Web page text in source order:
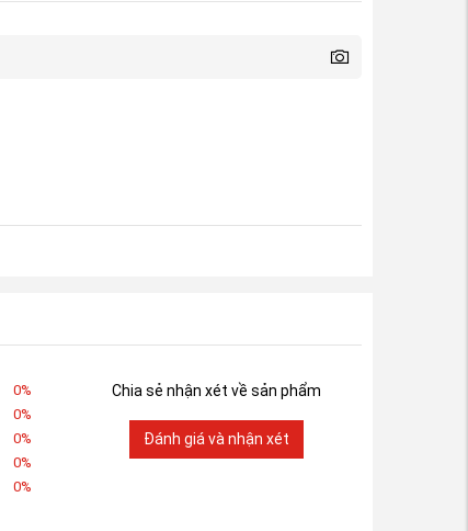
0%
0%
0%
0%
0%
Chia sẻ nhận xét về sản phẩm
Đánh giá và nhận xét